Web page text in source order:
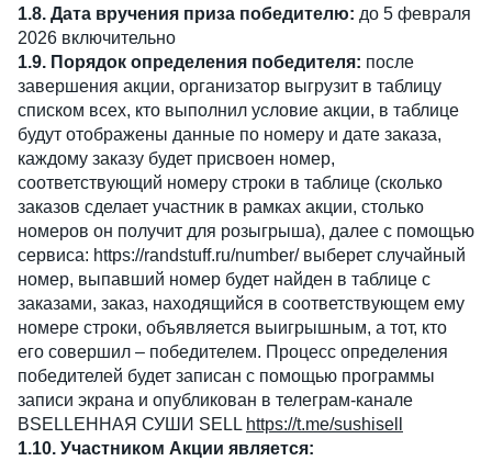
1.8. Дата вручения приза победителю: до 5 февраля
2026 включительно
1.9. Порядок определения победителя: после
завершения акции, организатор выгрузит в таблицу
списком всех, кто выполнил условие акции, в таблице
будут отображены данные по номеру и дате заказа,
каждому заказу будет присвоен номер,
соответствующий номеру строки в таблице (сколько
заказов сделает участник в рамках акции, столько
номеров он получит для розыгрыша), далее с помощью
сервиса: https://randstuff.ru/number/ выберет случайный
номер, выпавший номер будет найден в таблице с
заказами, заказ, находящийся в соответствующем ему
номере строки, объявляется выигрышным, а тот, кто
его совершил – победителем. Процесс определения
победителей будет записан с помощью программы
записи экрана и опубликован в телеграм-канале
ВSELLЕННАЯ СУШИ SELL https://t.me/sushisell
1.10. Участником Акции является: